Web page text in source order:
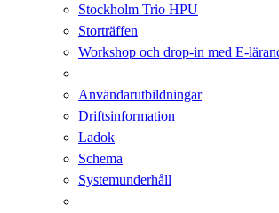
Stockholm Trio HPU
Storträffen
Workshop och drop-in med E-
Användarutbildningar
Driftsinformation
Ladok
Schema
Systemunderhåll